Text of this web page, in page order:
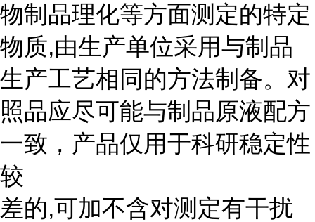
物制品理化等方面测定的特定
物质,由生产单位采用与制品
生产工艺相同的方法制备。对
照品应尽可能与制品原液配方
一致，产品仅用于科研稳定性
较
差的,可加不含对测定有干扰